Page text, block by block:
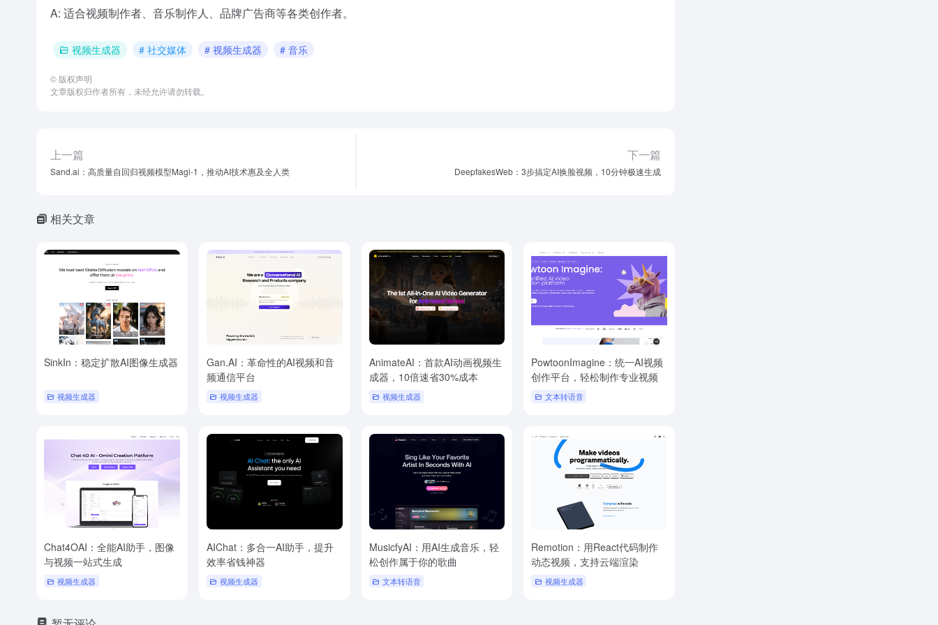
A: 适合视频制作者、音乐制作人、品牌广告商等各类创作者。
视频生成器 # 社交媒体 # 视频生成器 # 音乐
© 版权声明
文章版权归作者所有，未经允许请勿转载。
上一篇
Sand.ai：高质量自回归视频模型Magi-1，推动AI技术惠及全人类
下一篇
DeepfakesWeb：3步搞定AI换脸视频，10分钟极速生成
相关文章
SinkIn：稳定扩散AI图像生成器
视频生成器
Gan.AI：革命性的AI视频和音
频通信平台
视频生成器
AnimateAI：首款AI动画视频生
成器，10倍速省30%成本
视频生成器
PowtoonImagine：统一AI视频
创作平台，轻松制作专业视频
文本转语音
Chat4OAI：全能AI助手，图像
与视频一站式生成
视频生成器
AIChat：多合一AI助手，提升
效率省钱神器
视频生成器
MusicfyAI：用AI生成音乐，轻
松创作属于你的歌曲
文本转语音
Remotion：用React代码制作
动态视频，支持云端渲染
视频生成器